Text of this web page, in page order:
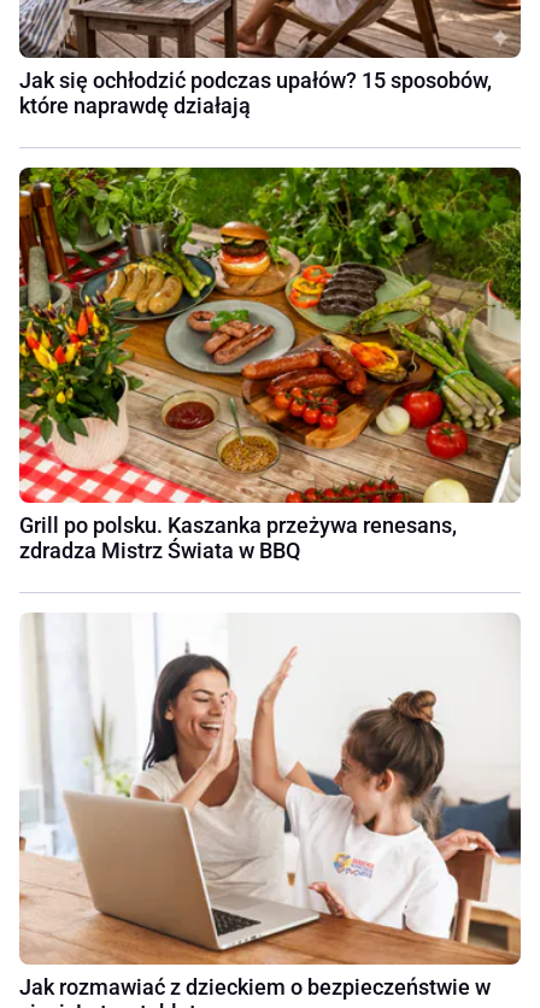
Jak się ochłodzić podczas upałów? 15 sposobów,
które naprawdę działają
Grill po polsku. Kaszanka przeżywa renesans,
zdradza Mistrz Świata w BBQ
Jak rozmawiać z dzieckiem o bezpieczeństwie w